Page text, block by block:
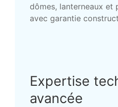
dômes, lanterneaux et
avec garantie
Expertise
avancée